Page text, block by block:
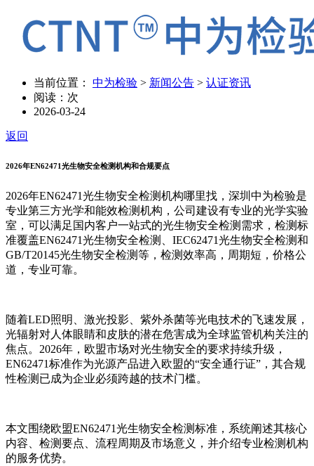
当前位置： 中为检验 > 新闻公告 > 认证资讯
阅读： 次
2026-03-24
返回
2026年EN62471光生物安全检测机构和合规要点
2026年EN62471光生物安全检测机构哪里找，深圳中为检验是
专业第三方光学和能效检测机构，公司建设有专业的光学实验
室，可以满足国内客户一站式的光生物安全检测需求，检测标
准覆盖EN62471光生物安全检测、IEC62471光生物安全检测和
GB/T20145光生物安全检测等，检测效率高，周期短，价格公
道，专业可靠。
随着LED照明、激光投影、紫外杀菌等光电技术的飞速发展，
光辐射对人体眼睛和皮肤的潜在危害成为全球监管机构关注的
焦点。2026年，欧盟市场对光生物安全的要求持续升级，
EN62471标准作为光源产品进入欧盟的“安全通行证”，其合规
性检测已成为企业必须跨越的技术门槛。
本文围绕欧盟EN62471光生物安全检测标准，系统阐述其核心
内容、检测要点、流程周期及市场意义，并介绍专业检测机构
的服务优势。